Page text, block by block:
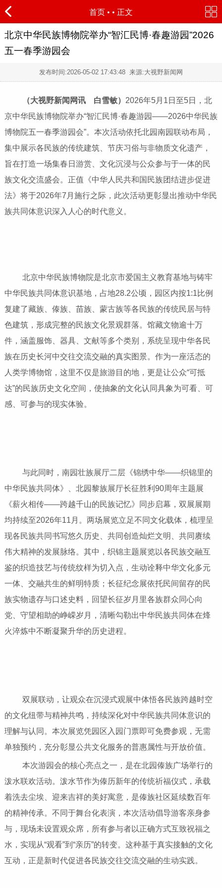
首页 • • 正文
北京中华民族博物院举办“智汇民博·春趣游园”2026
五一春季游园会
发布时间:2026-05-02 17:43:48 来源:大视野新闻网
（大视野新闻网讯 白雪敏） 2026年5月1日至5日，北
京中华民族博物院举办“智汇民博·春趣游园——2026中华民族
博物院五一春季游园会”。本次活动依托北园南园联动布局，
集中展示各民族的传统建筑、节庆习俗与非物质文化遗产，
旨在打造一场集春日游赏、文化沉浸与公众参与于一体的民
族文化交流盛会。正值《中华人民共和国民族团结进步促进
法》将于2026年7月施行之际，此次活动更彰显出推动中华民
族共同体意识深入人心的时代意义。
北京中华民族博物院是北京市爱国主义教育基地与铸牢
中华民族共同体意识基地，占地28.2公顷，园区内按1:1比例
复建了藏族、傣族、苗族、蒙古族等各民族的传统民居与特
色建筑，形成完整的民族文化景观群落。馆藏文物逾十万
件，涵盖服饰、器具、文献等多个类别，系统呈现中华各民
族在历史长河中交往交流交融的真实图景。作为一座活态的
人类学博物馆，这里不仅是旅游目的地，更是让公众“可抵
达”的民族历史文化空间，使抽象的文化认同具象为可看、可
感、可参与的现实体验。
与此同时，南园壮族展厅二层《锦绣中华——织锦里的
中华民族共同体》、北园黎族展厅长征胜利90周年主题展
《薪火相传——跨越千山的民族记忆》同步启幕，双展展期
均持续至2026年11月。两场展览立足不同文化载体，梳理呈
现各民族共同书写悠久历史、共同创造灿烂文明、共同赓续
伟大精神的发展脉络。其中，织锦主题展览以各民族交融互
鉴的织造技艺与传统纹样为切入点，生动诠释中华文化多元
一体、交融共生的鲜明特质；长征纪念展依托民间留存的民
族实物遗存与口述史料，回望长征岁月里各族群众同心向
党、守望相助的峥嵘岁月，清晰勾勒出中华民族共同体在烽
火淬炼中不断凝聚升华的历史进程。
双展联动，让观众在沉浸式观展中体悟各民族跨越时空
的文化纽带与精神共鸣，持续深化对中华民族共同体意识的
理解与认同。本次展览凭园区入园门票即可免费参观，无需
单独预约，充分彰显公共文化服务的普惠属性与开放价值。
本次游园会的核心亮点之一，是在北园傣族广场举行的
泼水联欢活动。泼水节作为傣历新年的传统祈福仪式，承载
着洗去尘埃、迎来吉祥的美好寓意，是傣族社区延续数百年
的精神传承。不同于舞台化表演，本次活动倡导游客亲身参
与，现场未设置观众席，所有参与者以正确方式互致祝福之
水，实现从“观看”到“亲历”的转变。这种基于真实接触的文化
互动，正是新时代促进各民族交往交流交融的生动实践。